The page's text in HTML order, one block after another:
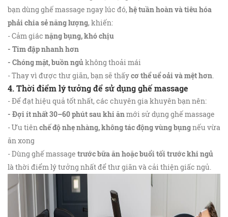
bạn dùng ghế massage ngay lúc đó, hệ tuần hoàn và tiêu hóa
phải chia sẻ năng lượng, khiến:
- Cảm giác nặng bụng, khó chịu
- Tim đập nhanh hơn
- Chóng mặt, buồn ngủ không thoải mái
- Thay vì được thư giãn, bạn sẽ thấycơ thể uể oải và mệt hơn
4. Thời điểm lý tưởng để sử dụng ghế massage
- Để đạt hiệu quả tốt nhất, các chuyên gia khuyên bạn nên:
- Đợi ít nhất 30–60 phút sau khi ănmới sử dụng ghế massage
- Ưu tiên chế độ nhẹ nhàng, không tác động vùng bụngnếu vừa
ăn xong
- Dùng ghế massage trước bữa ăn hoặc buổi tối trước khi ngủ
là thời điểm lý tưởng nhất để thư giãn và cải thiện giấc ngủ.